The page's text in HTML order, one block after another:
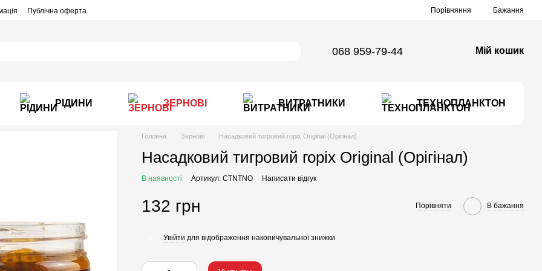
Публічна оферта Порівняння Бажання
068 959-79-44 Мій кошик
РІДИНИ ЗЕРНОВІ ВИТРАТНИКИ ТЕХНОПЛАНКТОН
Головна Зернові Насадковий тигровий горіх Original (Орігінал)
Насадковий тигровий горіх Original (Орігінал)
В наявності Артикул: CTNTNO Написати відгук
132 грн Порівняти В бажання
Увійти для відображення накопичувальної знижки